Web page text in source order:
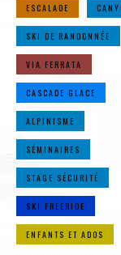
ESCALADE
SKI DE RANDONNÉE
VIA FERRATA
CASCADE GLACE
ALPINISME
SÉMINAIRES
STAGE SÉCURITÉ
SKI FREERIDE
ENFANTS ET ADOS